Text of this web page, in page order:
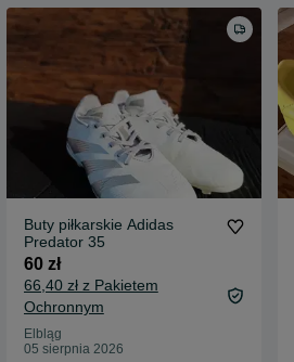
Buty piłkarskie Adidas
Predator 35
60 zł
66,40 zł z Pakietem
Ochronnym
Elbląg
05 sierpnia 2026